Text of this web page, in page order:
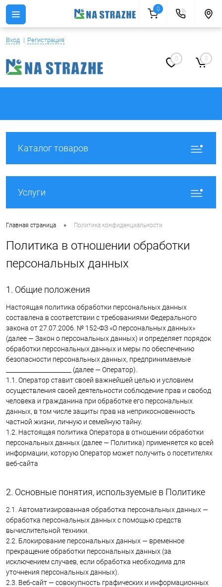
Вход Регистрация
0 0
Каталог товаров
Услуги
Главная страница • Политика конфиденциальности
Политика в отношении обработки
персональных данных
1. Общие положения
Настоящая политика обработки персональных данных
составлена в соответствии с требованиями Федерального
закона от 27.07.2006. № 152-ФЗ «О персональных данных»
(далее — Закон о персональных данных) и определяет порядок
обработки персональных данных и меры по обеспечению
безопасности персональных данных, предпринимаемые
______________________ (далее — Оператор).
1.1. Оператор ставит своей важнейшей целью и условием
осуществления своей деятельности соблюдение прав и свобод
человека и гражданина при обработке его персональных
данных, в том числе защиты прав на неприкосновенность
частной жизни, личную и семейную тайну.
1.2. Настоящая политика Оператора в отношении обработки
персональных данных (далее — Политика) применяется ко всей
информации, которую Оператор может получить о посетителях
веб-сайта
2. Основные понятия, используемые в Политике
2.1. Автоматизированная обработка персональных данных —
обработка персональных данных с помощью средств
вычислительной техники.
2.2. Блокирование персональных данных — временное
прекращение обработки персональных данных (за
исключением случаев, если обработка необходима для
уточнения персональных данных).
2.3. Веб-сайт — совокупность графических и информационных
0